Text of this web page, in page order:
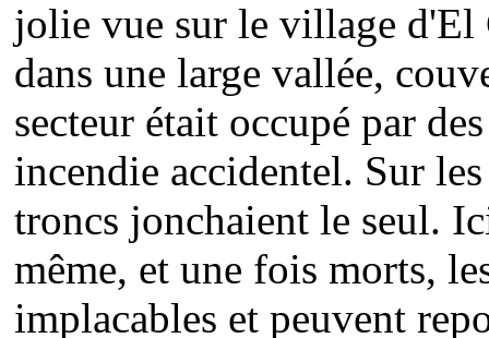
jolie vue sur le village d'El
dans une large vallée,
secteur était occupé par
incendie accidentel. Sur
troncs jonchaient le seul.
même, et une fois morts,
implacables et peuvent